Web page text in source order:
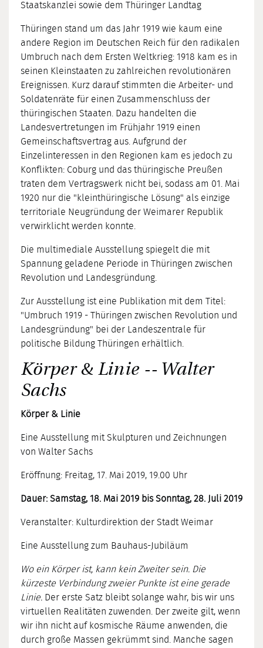
Staatskanzlei sowie dem Thüringer Landtag
Thüringen stand um das Jahr 1919 wie kaum eine
andere Region im Deutschen Reich für den radikalen
Umbruch nach dem Ersten Weltkrieg: 1918 kam es in
seinen Kleinstaaten zu zahlreichen revolutionären
Ereignissen. Kurz darauf stimmten die Arbeiter- und
Soldatenräte für einen Zusammenschluss der
thüringischen Staaten. Dazu handelten die
Landesvertretungen im Frühjahr 1919 einen
Gemeinschaftsvertrag aus. Aufgrund der
Einzelinteressen in den Regionen kam es jedoch zu
Konflikten: Coburg und das thüringische Preußen
traten dem Vertragswerk nicht bei, sodass am 01. Mai
1920 nur die "kleinthüringische Lösung" als einzige
territoriale Neugründung der Weimarer Republik
verwirklicht werden konnte.
Die multimediale Ausstellung spiegelt die mit
Spannung geladene Periode in Thüringen zwischen
Revolution und Landesgründung.
Zur Ausstellung ist eine Publikation mit dem Titel:
"Umbruch 1919 - Thüringen zwischen Revolution und
Landesgründung" bei der Landeszentrale für
politische Bildung Thüringen erhältlich.
Körper & Linie -- Walter
Sachs
Körper & Linie
Eine Ausstellung mit Skulpturen und Zeichnungen
von Walter Sachs
Eröffnung: Freitag, 17. Mai 2019, 19.00 Uhr
Dauer: Samstag, 18. Mai 2019 bis Sonntag, 28. Juli 2019
Veranstalter: Kulturdirektion der Stadt Weimar
Eine Ausstellung zum Bauhaus-Jubiläum
Wo ein Körper ist, kann kein Zweiter sein. Die
kürzeste Verbindung zweier Punkte ist eine gerade
Linie. Der erste Satz bleibt solange wahr, bis wir uns
virtuellen Realitäten zuwenden. Der zweite gilt, wenn
wir ihn nicht auf kosmische Räume anwenden, die
durch große Massen gekrümmt sind. Manche sagen